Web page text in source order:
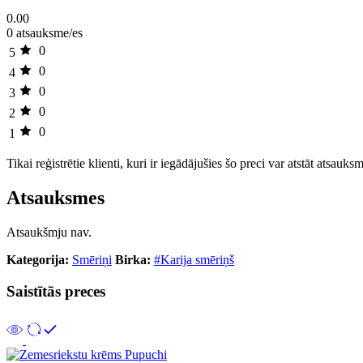
0.00
0 atsauksme/es
5
0
4
0
3
0
2
0
1
0
Tikai reģistrētie klienti, kuri ir iegādājušies šo preci var atstāt
Atsauksmes
Atsaukšmju nav.
Kategorija: Smēriņi Birka: #Karija smēriņš
Saistītās preces